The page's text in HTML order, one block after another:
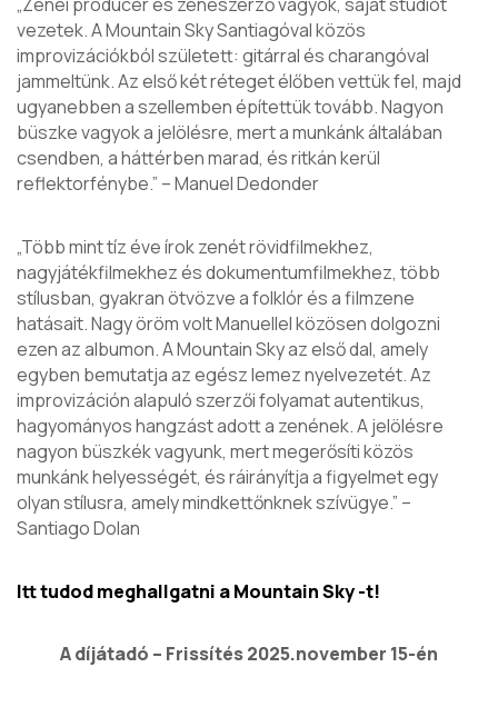
vezetek. A Mountain Sky Santiagóval közös
improvizációkból született: gitárral és charangóval
jammeltünk. Az első két réteget élőben vettük fel, majd
ugyanebben a szellemben építettük tovább. Nagyon
büszke vagyok a jelölésre, mert a munkánk általában
csendben, a háttérben marad, és ritkán kerül
reflektorfénybe.” – Manuel Dedonder
„Több mint tíz éve írok zenét rövidfilmekhez,
nagyjátékfilmekhez és dokumentumfilmekhez, több
stílusban, gyakran ötvözve a folklór és a filmzene
hatásait. Nagy öröm volt Manuellel közösen dolgozni
ezen az albumon. A Mountain Sky az első dal, amely
egyben bemutatja az egész lemez nyelvezetét. Az
improvizáción alapuló szerzői folyamat autentikus,
hagyományos hangzást adott a zenének. A jelölésre
nagyon büszkék vagyunk, mert megerősíti közös
munkánk helyességét, és ráirányítja a figyelmet egy
olyan stílusra, amely mindkettőnknek szívügye.” –
Santiago Dolan
Itt tudod meghallgatni a Mountain Sky-t!
A díjátadó – Frissítés 2025.november 15-én